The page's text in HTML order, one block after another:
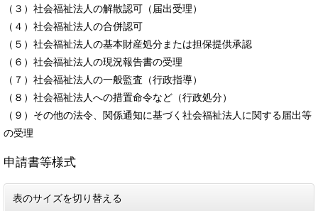
（３）社会福祉法人の解散認可（届出受理）
（４）社会福祉法人の合併認可
（５）社会福祉法人の基本財産処分または担保提供承認
（６）社会福祉法人の現況報告書の受理
（７）社会福祉法人の一般監査（行政指導）
（８）社会福祉法人への措置命令など（行政処分）
（９）その他の法令、関係通知に基づく社会福祉法人に関する届出等
の受理
申請書等様式
表のサイズを切り替える